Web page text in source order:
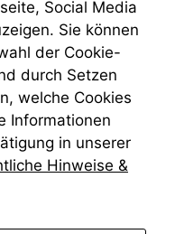
Social Media
Sie können
der Cookie-
durch Setzen
welche Cookies
Informationen
in unserer
Hinweise &